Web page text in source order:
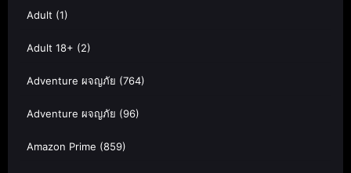
Adult (1)
Adult 18+ (2)
Adventure ผจญภัย (764)
Adventure ผจญภัย (96)
Amazon Prime (859)